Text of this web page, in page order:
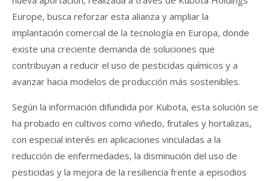
Europe, busca reforzar esta alianza y ampliar la
implantación comercial de la tecnología en Europa, donde
existe una creciente demanda de soluciones que
contribuyan a reducir el uso de pesticidas químicos y a
avanzar hacia modelos de producción más sostenibles.
Según la información difundida por Kubota, esta solución se
ha probado en cultivos como viñedo, frutales y hortalizas,
con especial interés en aplicaciones vinculadas a la
reducción de enfermedades, la disminución del uso de
pesticidas y la mejora de la resiliencia frente a episodios